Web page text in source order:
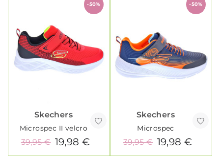
-50%
Skechers
Microspec II velcro
19,98 €
39,95 €
-50%
Skechers
Microspec
19,98 €
39,95 €